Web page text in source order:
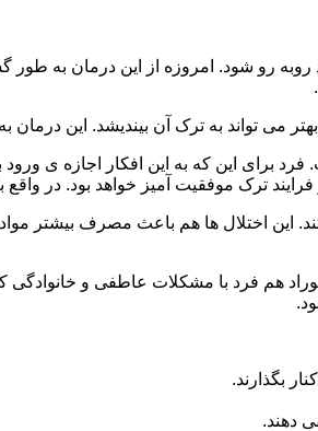
می تواند به ترک آن بیندیشد. این درمان
برای این که به این افکار اجازه ی
ترک موفقیت آمیز خواهد بود. در
این اختلال ها هم باعث مصرف بیشتر
هم فرد با مشکلات عاطفی و
بگذارند.
دهند.